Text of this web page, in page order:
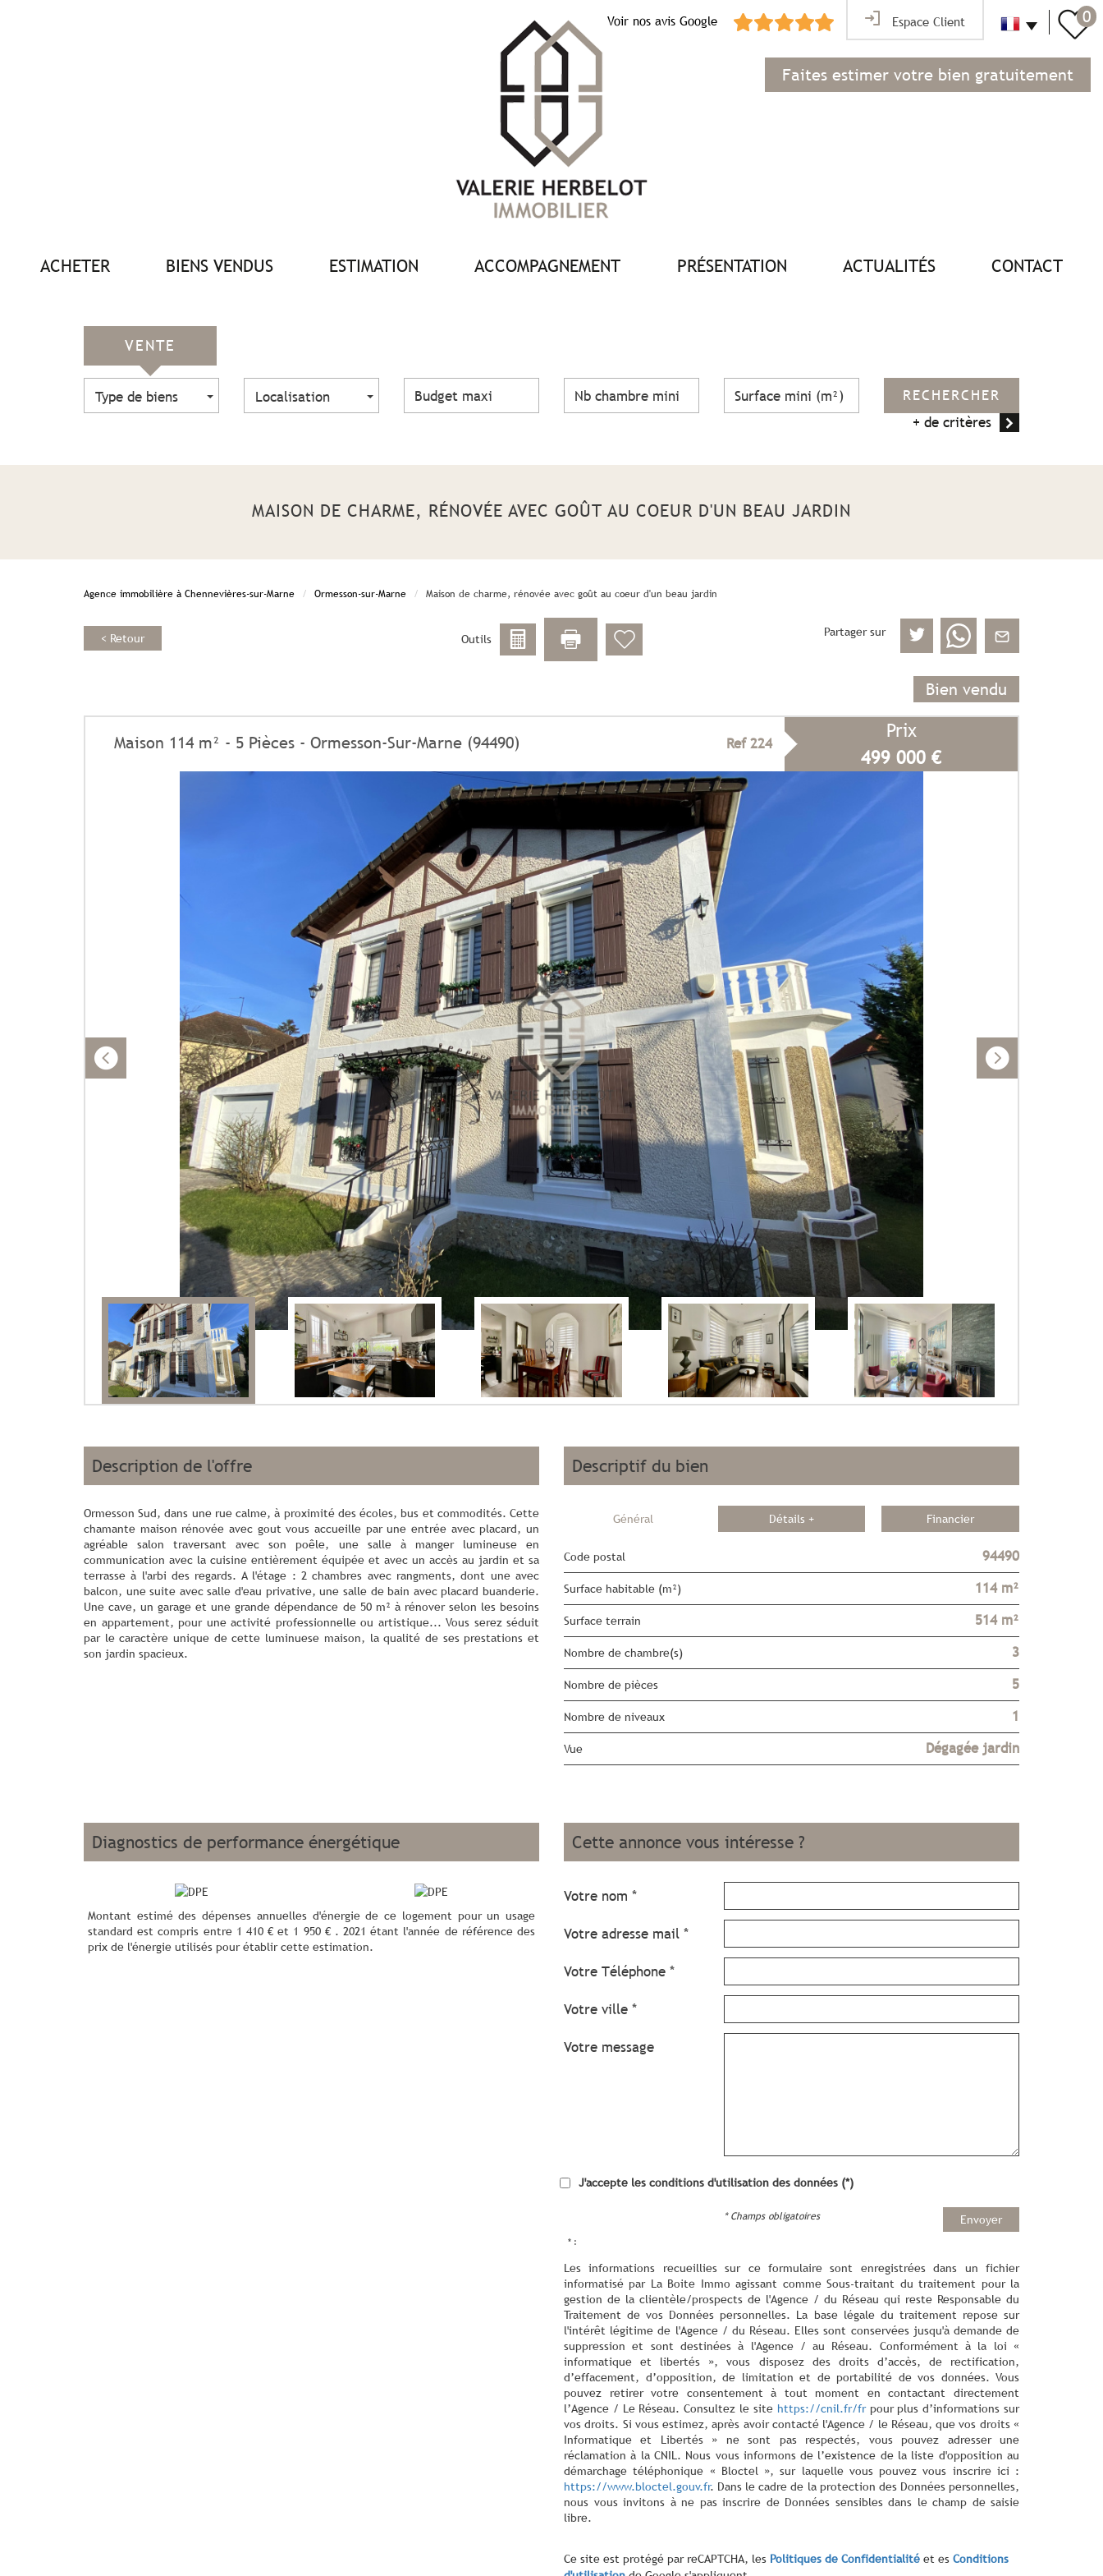
Espace Client
Voir nos avis Google
Faites estimer votre bien gratuitement
0
ACHETER BIENS VENDUS ESTIMATION ACCOMPAGNEMENT PRÉSENTATION ACTUALITÉS CONTACT
VENTE
Type de biens Localisation
RECHERCHER
+ de critères
MAISON DE CHARME, RÉNOVÉE AVEC GOÛT AU COEUR D'UN BEAU JARDIN
Agence immobilière à Chennevières-sur-Marne Ormesson-sur-Marne Maison de charme, rénovée avec goût au coeur d'un beau jardin
< Retour Outils
Partager sur
Bien vendu
Maison 114 m² - 5 Pièces - Ormesson-Sur-Marne (94490) Ref 224
Prix
499 000 €
description de l'offre
Ormesson Sud, dans une rue calme, à proximité des écoles, bus et commodités. Cette
chamante maison rénovée avec gout vous accueille par une entrée avec placard, un
agréable salon traversant avec son poêle, une salle à manger lumineuse en
communication avec la cuisine entièrement équipée et avec un accès au jardin et sa
terrasse à l'arbi des regards. A l'étage : 2 chambres avec rangments, dont une avec
balcon, une suite avec salle d'eau privative, une salle de bain avec placard buanderie.
Une cave, un garage et une grande dépendance de 50 m² à rénover selon les besoins
en appartement, pour une activité professionnelle ou artistique... Vous serez séduit
par le caractère unique de cette luminuese maison, la qualité de ses prestations et
son jardin spacieux.
descriptif du bien
Général Détails + Financier
Code postal 94490
Surface habitable (m²) 114 m²
surface terrain 514 m²
Nombre de chambre(s) 3
Nombre de pièces 5
Nombre de niveaux 1
Vue Dégagée jardin
diagnostics de performance énergétique
Montant estimé des dépenses annuelles d'énergie de ce logement pour un usage
standard est compris entre 1 410 € et 1 950 € . 2021 étant l'année de référence des
prix de l'énergie utilisés pour établir cette estimation.
cette annonce vous intéresse ?
Votre nom *
Votre adresse mail *
Votre Téléphone *
Votre ville *
Votre message
J'accepte les conditions d'utilisation des données (*)
Envoyer
* Champs obligatoires
* :
Les informations recueillies sur ce formulaire sont enregistrées dans un fichier
informatisé par La Boite Immo agissant comme Sous-traitant du traitement pour la
gestion de la clientèle/prospects de l'Agence / du Réseau qui reste Responsable du
Traitement de vos Données personnelles. La base légale du traitement repose sur
l'intérêt légitime de l'Agence / du Réseau. Elles sont conservées jusqu'à demande de
suppression et sont destinées à l'Agence / au Réseau. Conformément à la loi «
informatique et libertés », vous disposez des droits d’accès, de rectification,
d’effacement, d’opposition, de limitation et de portabilité de vos données. Vous
pouvez retirer votre consentement à tout moment en contactant directement
l’Agence / Le Réseau. Consultez le site https://cnil.fr/frpour plus d’informations sur
vos droits. Si vous estimez, après avoir contacté l'Agence / le Réseau, que vos droits «
Informatique et Libertés » ne sont pas respectés, vous pouvez adresser une
réclamation à la CNIL. Nous vous informons de l’existence de la liste d'opposition au
démarchage téléphonique « Bloctel », sur laquelle vous pouvez vous inscrire ici :
https://www.bloctel.gouv.fr. Dans le cadre de la protection des Données personnelles,
nous vous invitons à ne pas inscrire de Données sensibles dans le champ de saisie
libre.
Ce site est protégé par reCAPTCHA, les Politiques de Confidentialité et es Conditions